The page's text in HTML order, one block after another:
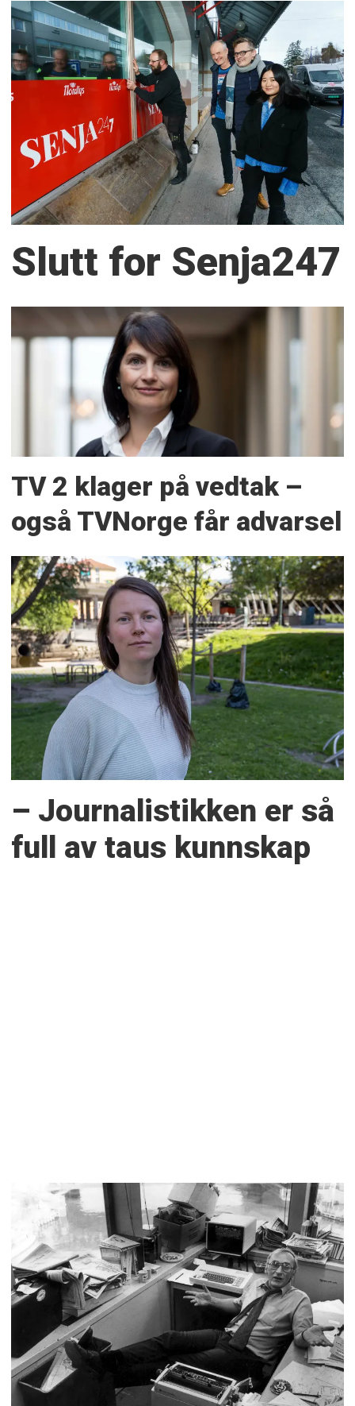
Slutt for Senja247
TV 2 klager på vedtak –
også TVNorge får advarsel
– Journalistikken er så
full av taus kunnskap